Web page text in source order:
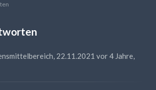
22.11.2021 vor 4 Jahre,